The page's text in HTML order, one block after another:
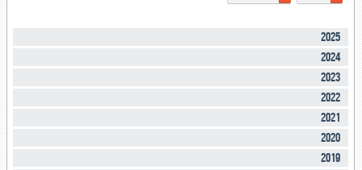
2025
2024
2023
2022
2021
2020
2019